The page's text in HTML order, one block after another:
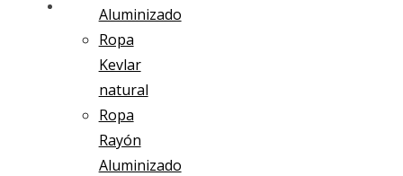
Aluminizado
Ropa
Kevlar
natural
Ropa
Rayón
Aluminizado